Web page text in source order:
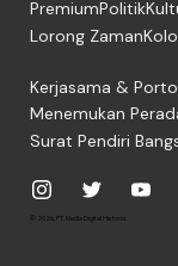
PremiumPolitik
Lorong Zaman
Kerjasama &
Menemukan
Surat Pendiri
© 2026, PT. Media Digital Historia.